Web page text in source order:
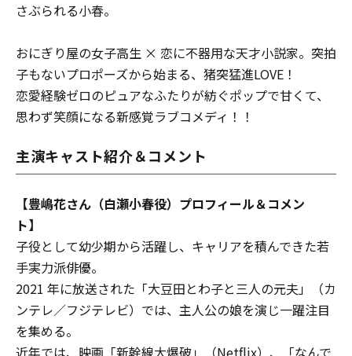
さぶられる小春。
おにぎり屋の女子高生 × 恋に不器用な天才小説家。突拍
子もないプロポーズから始まる、猪突猛進LOVE！
恋愛経験ゼロのピュアなふたりが紡ぐポップで甘くて、
思わず笑顔になる新感覚ラブコメディ！！
主演キャスト紹介＆コメント
【豊嶋花さん（白瀬小春役）プロフィール＆コメン
ト】
子役として幼少期から活躍し、キャリアを積んできた若
手実力派俳優。
2021 年に放送された「大豆田とわ子と三人の元夫」（カ
ンテレ／フジテレビ）では、主人公の娘を演じ一躍注目
を集める。